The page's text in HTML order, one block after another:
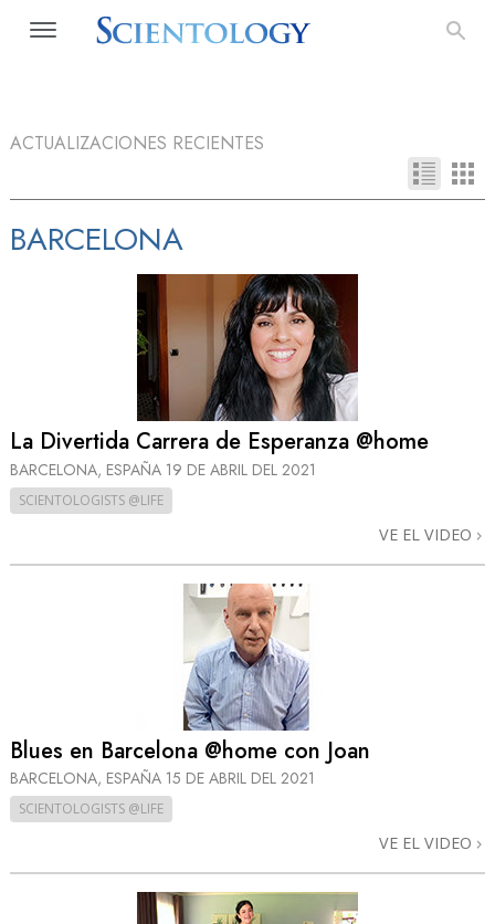
ACTUALIZACIONES RECIENTES
BARCELONA
La Divertida Carrera de Esperanza @home
BARCELONA, ESPAÑA 19 DE ABRIL DEL 2021
SCIENTOLOGISTS @LIFE
VE EL VIDEO
Blues en Barcelona @home con Joan
BARCELONA, ESPAÑA 15 DE ABRIL DEL 2021
SCIENTOLOGISTS @LIFE
VE EL VIDEO